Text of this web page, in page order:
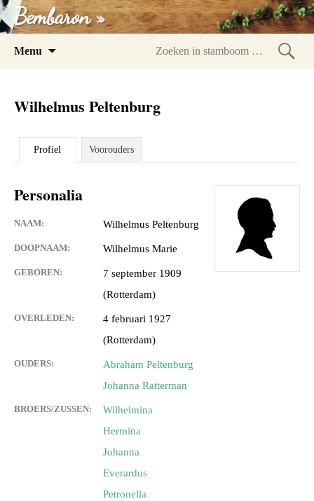
Bembaron »
Menu
Wilhelmus Peltenburg
Profiel Voorouders
Personalia
NAAM: Wilhelmus Peltenburg
DOOPNAAM: Wilhelmus Marie
GEBOREN:
7 september 1909
(Rotterdam)
OVERLEDEN:
4 februari 1927
(Rotterdam)
OUDERS:
Abraham Peltenburg
Johanna Ratterman
BROERS/ZUSSEN:
Wilhelmina
Hermina
Johanna
Everardus
Petronella